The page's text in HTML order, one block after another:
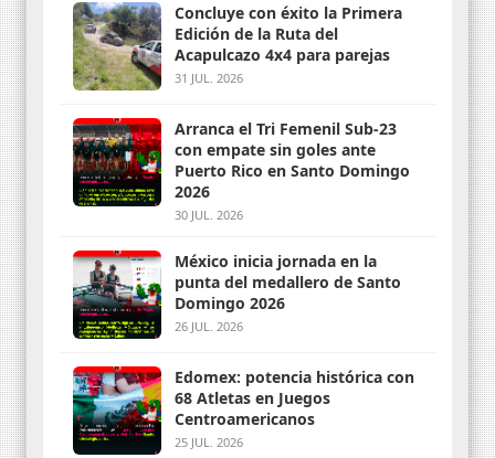
Concluye con éxito la Primera
Edición de la Ruta del
Acapulcazo 4x4 para parejas
31 JUL. 2026
Arranca el Tri Femenil Sub-23
con empate sin goles ante
Puerto Rico en Santo Domingo
2026
30 JUL. 2026
México inicia jornada en la
punta del medallero de Santo
Domingo 2026
26 JUL. 2026
Edomex: potencia histórica con
68 Atletas en Juegos
Centroamericanos
25 JUL. 2026